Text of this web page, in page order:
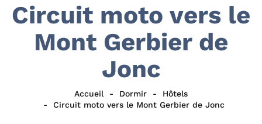
Circuit moto vers le
Mont Gerbier de
Jonc
Accueil Dormir
Hôtels
Circuit moto vers le Mont Gerbier de Jonc